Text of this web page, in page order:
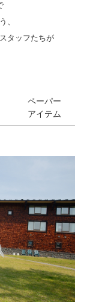
、
タッフたちが
ペーパー
アイテム